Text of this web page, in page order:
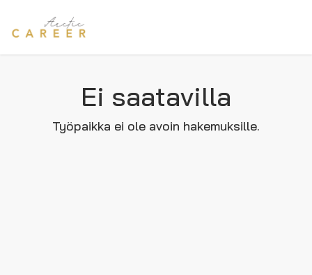
Ei saatavilla
Työpaikka ei ole avoin hakemuksille.